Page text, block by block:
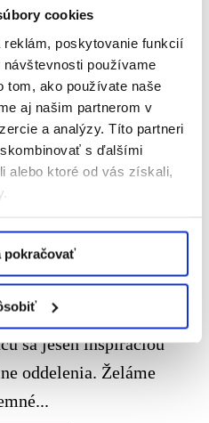
cookies
reklám, poskytovanie funkcií
používame
tom, ako používate naše
aj našim partnerom v
a analýzy. Títo partneri
s ďalšími
alebo ktoré od vás získali,
pokračovať
článok
2020
digitálu,
sú pravdepodobne za
aspoň dávku
Budeme radi, ak
sa jeseň inšpiráciou
oddelenia. Želáme